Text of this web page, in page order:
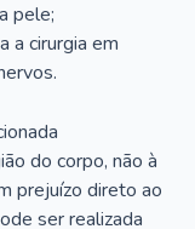
pele;
a cirurgia em
do corpo, não à
prejuízo direto ao
ser realizada